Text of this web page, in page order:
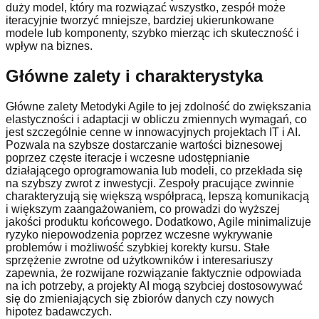
duży model, który ma rozwiązać wszystko, zespół może
iteracyjnie tworzyć mniejsze, bardziej ukierunkowane
modele lub komponenty, szybko mierząc ich skuteczność i
wpływ na biznes.
Główne zalety i charakterystyka
Główne zalety Metodyki Agile to jej zdolność do zwiększania
elastyczności i adaptacji w obliczu zmiennych wymagań, co
jest szczególnie cenne w innowacyjnych projektach IT i AI.
Pozwala na szybsze dostarczanie wartości biznesowej
poprzez częste iteracje i wczesne udostępnianie
działającego oprogramowania lub modeli, co przekłada się
na szybszy zwrot z inwestycji. Zespoły pracujące zwinnie
charakteryzują się większą współpracą, lepszą komunikacją
i większym zaangażowaniem, co prowadzi do wyższej
jakości produktu końcowego. Dodatkowo, Agile minimalizuje
ryzyko niepowodzenia poprzez wczesne wykrywanie
problemów i możliwość szybkiej korekty kursu. Stałe
sprzężenie zwrotne od użytkowników i interesariuszy
zapewnia, że rozwijane rozwiązanie faktycznie odpowiada
na ich potrzeby, a projekty AI mogą szybciej dostosowywać
się do zmieniających się zbiorów danych czy nowych
hipotez badawczych.